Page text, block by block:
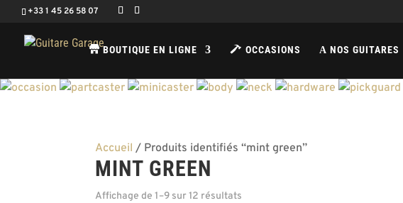
+33 1 45 26 58 07
BOUTIQUE EN LIGNE OCCASIONS A NOS GUITARES
Accueil / Produits identifiés “mint green”
MINT GREEN
Affichage de 1–9 sur 12 résultats